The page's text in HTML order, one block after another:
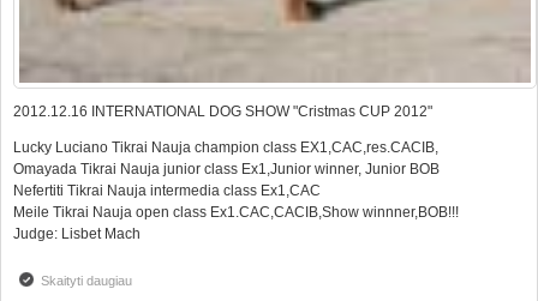
2012.12.16 INTERNATIONAL DOG SHOW "Cristmas CUP 2012"
Lucky Luciano Tikrai Nauja champion class EX1,CAC,res.CACIB,
Omayada Tikrai Nauja junior class Ex1,Junior winner, Junior BOB
Nefertiti Tikrai Nauja intermedia class Ex1,CAC
Meile Tikrai Nauja open class Ex1.CAC,CACIB,Show winnner,BOB!!!
Judge: Lisbet Mach
Skaityti daugiauapie INTERNATIONAL DOG SHOW "Cristmas CUP 2012"